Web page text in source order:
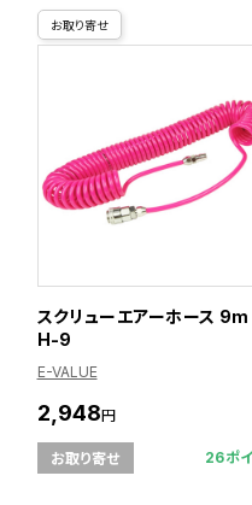
お取り寄せ
スクリューエアーホース
H-9
E-VALUE
2,948円
お取り寄せ 26ポ